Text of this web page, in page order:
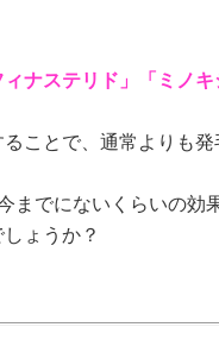
ィナステリド」「ミノキ
ことで、通常よりも
でにないくらいの効
ょうか？